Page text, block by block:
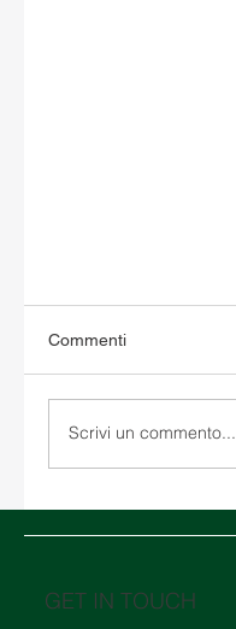
Commenti
Scrivi un commento...
GET IN TOUCH